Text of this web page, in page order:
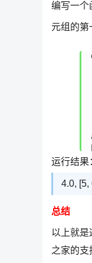
编写一个
元组的第
运行结果
4.0, [5,
总结
以上就是
之家的支